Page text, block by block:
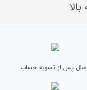
علامت‌گذاری
پس از تسویه حساب